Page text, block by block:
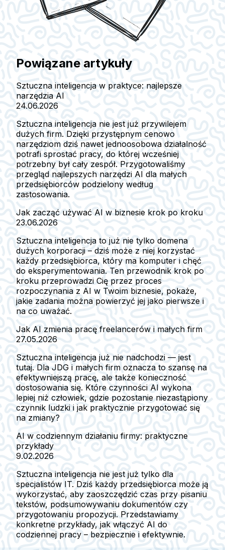
Powiązane artykuły
Sztuczna inteligencja w praktyce: najlepsze
narzędzia AI
24.06.2026
Sztuczna inteligencja nie jest już przywilejem
dużych firm. Dzięki przystępnym cenowo
narzędziom dziś nawet jednoosobowa działalność
potrafi sprostać pracy, do której wcześniej
potrzebny był cały zespół. Przygotowaliśmy
przegląd najlepszych narzędzi AI dla małych
przedsiębiorców podzielony według
zastosowania.
Jak zacząć używać AI w biznesie krok po kroku
23.06.2026
Sztuczna inteligencja to już nie tylko domena
dużych korporacji – dziś może z niej korzystać
każdy przedsiębiorca, który ma komputer i chęć
do eksperymentowania. Ten przewodnik krok po
kroku przeprowadzi Cię przez proces
rozpoczynania z AI w Twoim biznesie, pokaże,
jakie zadania można powierzyć jej jako pierwsze i
na co uważać.
Jak AI zmienia pracę freelancerów i małych firm
27.05.2026
Sztuczna inteligencja już nie nadchodzi — jest
tutaj. Dla JDG i małych firm oznacza to szansę na
efektywniejszą pracę, ale także konieczność
dostosowania się. Które czynności AI wykona
lepiej niż człowiek, gdzie pozostanie niezastąpiony
czynnik ludzki i jak praktycznie przygotować się
na zmiany?
AI w codziennym działaniu firmy: praktyczne
przykłady
9.02.2026
Sztuczna inteligencja nie jest już tylko dla
specjalistów IT. Dziś każdy przedsiębiorca może ją
wykorzystać, aby zaoszczędzić czas przy pisaniu
tekstów, podsumowywaniu dokumentów czy
przygotowaniu propozycji. Przedstawiamy
konkretne przykłady, jak włączyć AI do
codziennej pracy – bezpiecznie i efektywnie.